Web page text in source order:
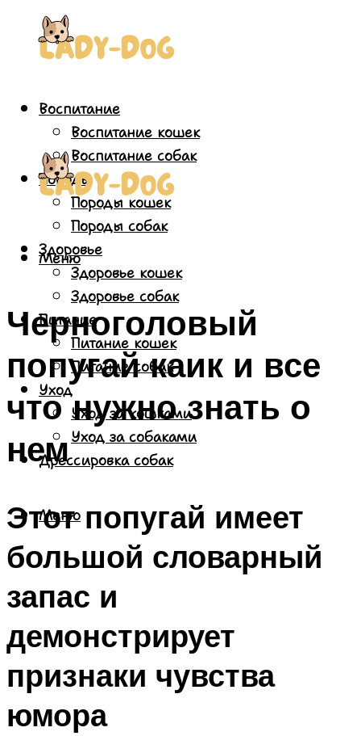
Воспитание
Воспитание кошек
Воспитание собак
Породы
Породы кошек
Породы собак
Здоровье
Здоровье кошек
Здоровье собак
Питание
Питание кошек
Питание собак
Уход
Уход за кошками
Уход за собаками
Дрессировка собак
Меню
Меню
Черноголовый
попугай каик и все
что нужно знать о
нем
Этот попугай имеет
большой словарный
запас и
демонстрирует
признаки чувства
юмора